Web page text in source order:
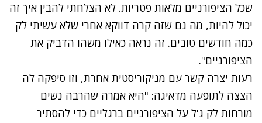
שכל הציפורניים מלאות פטריות. לא הצלחתי להבין איך זה
יכול להיות, מה גם שזה קרה דווקא אחרי שלא עשיתי לק
כמה חודשים טובים. זה נראה כאילו משהו הדביק את
הציפורניים".
רעות יצרה קשר עם מניקוריסטית אחרת, וזו סיפקה לה
הצצה לתופעה מדאיגה: "היא אמרה שהרבה נשים
מורחות לק ג'ל על הציפורניים ברגליים כדי להסתיר